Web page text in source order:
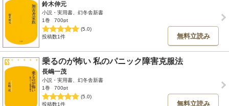
鈴木伸元
小説・実用書、幻冬舎新書
1巻
700pt
(5.0)
投稿数1件
無料立読み
乗るのが怖い 私のパニック障害克服法
長嶋一茂
小説・実用書、幻冬舎新書
1巻
700pt
(5.0)
投稿数1件
無料立読み